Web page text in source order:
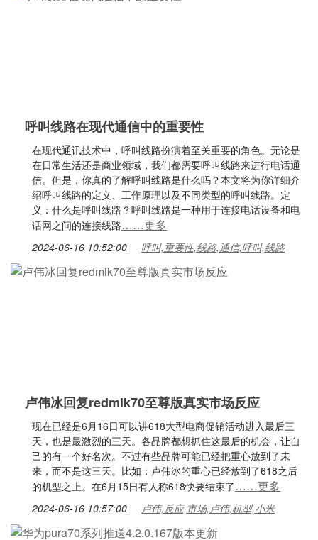
呼叫线路在现代通信中的重要性
在现代通讯技术中，呼叫线路扮演着至关重要的角色。无论是
在日常生活还是商业领域，我们都需要呼叫线路来进行电话通
信。但是，你真的了解呼叫线路是什么吗？本文将为你详细介
绍呼叫线路的定义、工作原理以及不同类型的呼叫线路。定
义：什么是呼叫线路？呼叫线路是一种用于连接电话设备和电
话网之间的连接线路……更多
2024-06-16 10:52:00 呼叫,重要性,线路,通信,呼叫,线路
卢伟冰回复redmik70至尊版真实市场反应
现在已经是6月16日可以讲618大型电商促销活动进入最后三
天，也是最激烈的三天。各品牌都想抓住这最后的机会，让自
己的有一个好名次。不过有些品牌可能已经把重心放到了未
来，而不是这三天。比如：卢伟冰的重心已经放到了618之后
的机型之上。在6月15日有人称618快要结束了……更多
2024-06-16 10:57:00 卢伟,反应,市场,卢伟,机型,小米